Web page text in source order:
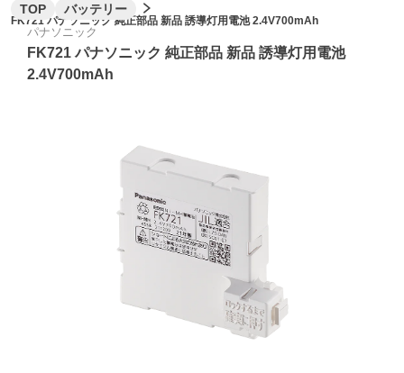
TOP バッテリー
FK721 パナソニック 純正部品 新品 誘導灯用電池 2.4V700mAh
パナソニック
FK721 パナソニック 純正部品 新品 誘導灯用電池
2.4V700mAh